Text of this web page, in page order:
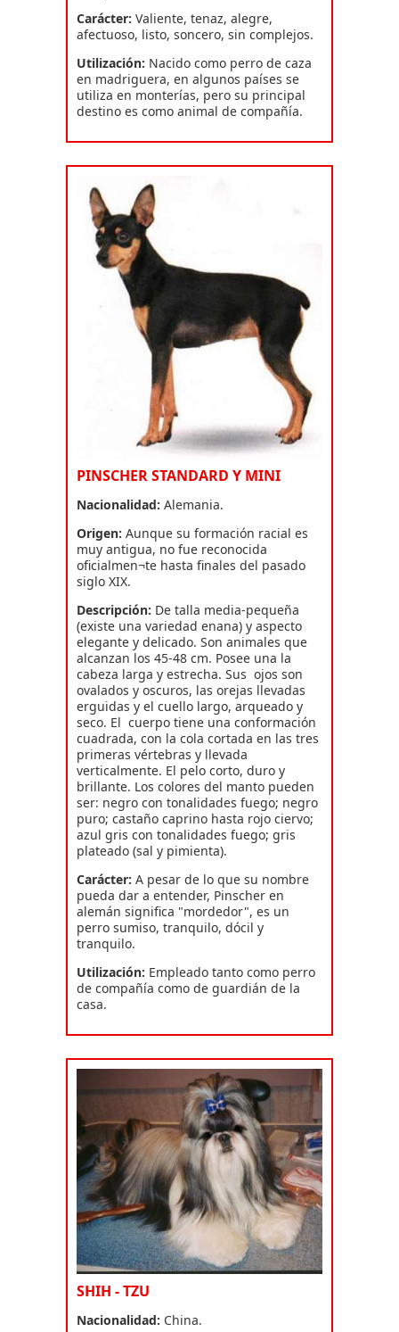
Carácter: Valiente, tenaz, alegre,
afectuoso, listo, soncero, sin complejos.
Utilización: Nacido como perro de caza
en madriguera, en algunos países se
utiliza en monterías, pero su principal
destino es como animal de compañía.
PINSCHER STANDARD Y MINI
Nacionalidad: Alemania.
Origen: Aunque su formación racial es
muy antigua, no fue reconocida
oficialmen¬te hasta finales del pasado
siglo XIX.
Descripción: De talla media-pequeña
(existe una variedad enana) y aspecto
elegante y delicado. Son animales que
alcanzan los 45-48 cm. Posee una la
cabeza larga y estrecha. Sus ojos son
ovalados y oscuros, las orejas llevadas
erguidas y el cuello largo, arqueado y
seco. El cuerpo tiene una conformación
cuadrada, con la cola cortada en las tres
primeras vértebras y llevada
verticalmente. El pelo corto, duro y
brillante. Los colores del manto pueden
ser: negro con tonalidades fuego; negro
puro; castaño caprino hasta rojo ciervo;
azul gris con tonalidades fuego; gris
plateado (sal y pimienta).
Carácter: A pesar de lo que su nombre
pueda dar a entender, Pinscher en
alemán significa "mordedor", es un
perro sumiso, tranquilo, dócil y
tranquilo.
Utilización: Empleado tanto como perro
de compañía como de guardián de la
casa.
SHIH - TZU
Nacionalidad: China.